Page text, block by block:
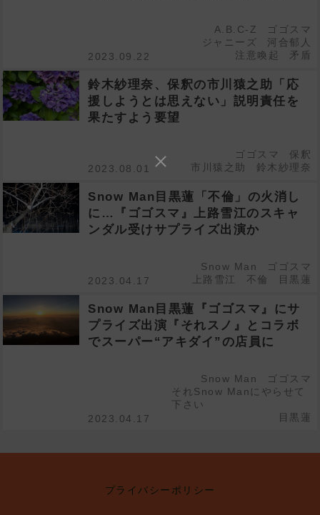
2023.09.22
A.B.C-Z
ゴゴスマ
ジャニーズ
河合郁人
注意喚起
矛盾
鈴木紗理奈、保釈の市川猿之助「応
援しようとは思えない」説明責任を
果たすよう要望
2023.08.01
ゴゴスマ
保釈
市川猿之助
鈴木紗理奈
Snow Man目黒蓮「不倫」の火消し
に…『ゴゴスマ』上路雪江のスキャ
ンダル受けサプライズ出演か
2023.04.17
Snow Man
ゴゴスマ
上路雪江
不倫 目黒蓮
Snow Man目黒蓮『ゴゴスマ』にサ
プライズ出演『それスノ』とコラボ
でスーパー“アキダイ”の店員に
2023.04.17
Snow Man
ゴゴスマ
それSnow Manにやらせて
下さい
目黒蓮
プライバシーポリシー